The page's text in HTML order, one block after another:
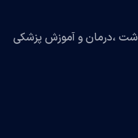
،درمان و آموزش پزشکی